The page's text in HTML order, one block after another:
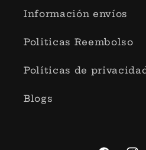
Información envíos
Politicas Reembolso
Políticas de
Blogs